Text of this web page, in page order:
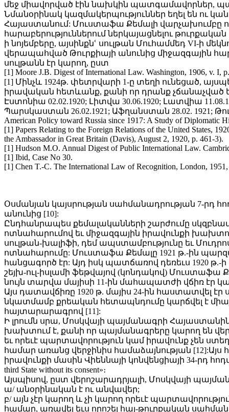
մեջ միավորված էին նախկին պատգամավորներ,
Նմանօրինակ կազմակերպություններ եղել են ու
Հայաստանում: Մուստաֆա Քեմալի վարչախումբը
հարաբերություններում ներկայացնելու
ի նոյեմբերը, այսինքնՙ սուլթան Մուհամմեդ VI-ի
վերապահված Թուրքիայի անունից միջազգային
սուլթանն էր կարող, ըստ
[1] Moore J.B. Digest of International Law. Washington, 1906, v. I,
[1] Մինչև 1924թ. փետրվարի 1-ը տեղի ունեցած,
իրավական հետևանք, քանի որ դրանք չճանաչված
Էստոնիա 02.02.1920; Լիտվա 30.06.1920; Լատվիա
Պարսկաստան 26.02.1921; Աֆղանստան 28.02. 1921;
American Policy toward Russia since 1917: A Study of Diplomatic
[1] Papers Relating to the Foreign Relations of the United States,
the Ambassador in Great Britain (Davis), August 2, 1920, p. 461-3).
[1] Hudson M.O. Annual Digest of Public International Law.
[1] Ibid, Case No 30.
[1] Chen T.-C. The International Law of Recognition, London,
Օսմանյան կայսրության սահմանադրության 7-րդ
անունից [10]:
Ընդհանրապես քեմալականների շարժումը
ոտնահարումով եւ միջազգային իրավունքի
սուլթան-խալիֆի, դեմ ապստամբությունը եւ
ոտնահարումը: Մուստաֆա Քեմալը 1921 թ.-ին
հանցագործ էր: Այդ իսկ պատճառով դեռեւս 1920 թ.-
շեյխ-ուլ-իսլամի ֆեթվայով (կոնդակով)
նույն տարվա մայիսի 11-ին մահապատժի վճիռ էր
Այս դատավճիռը 1920 թ. մայիս 24-ին հաստատվել էր
նկատմամբ քրեական հետապնդումը կարճվել է
հայտարարագրով [11]:
Ի լրումն սրա, Մոսկվայի պայմանագրի
խախտում է, քանի որ պայմանագրերը կարող են
եւ որեւէ պարտավորություն կամ իրավունք չեն
համար առանց վերջինիս համաձայնության
իրավունքի մասին Վիեննայի կոնվենցիայի 34-րդ
third State without its consent»։
Այսպիսով, ըստ վերոշարադրյալի, Մոսկվայի
ա/ անօրինական է ու անվավեր;
բ/ այն չէր կարող և չի կարող որեւէ
համար, առավել եւս որոշել հայ-թուրքական